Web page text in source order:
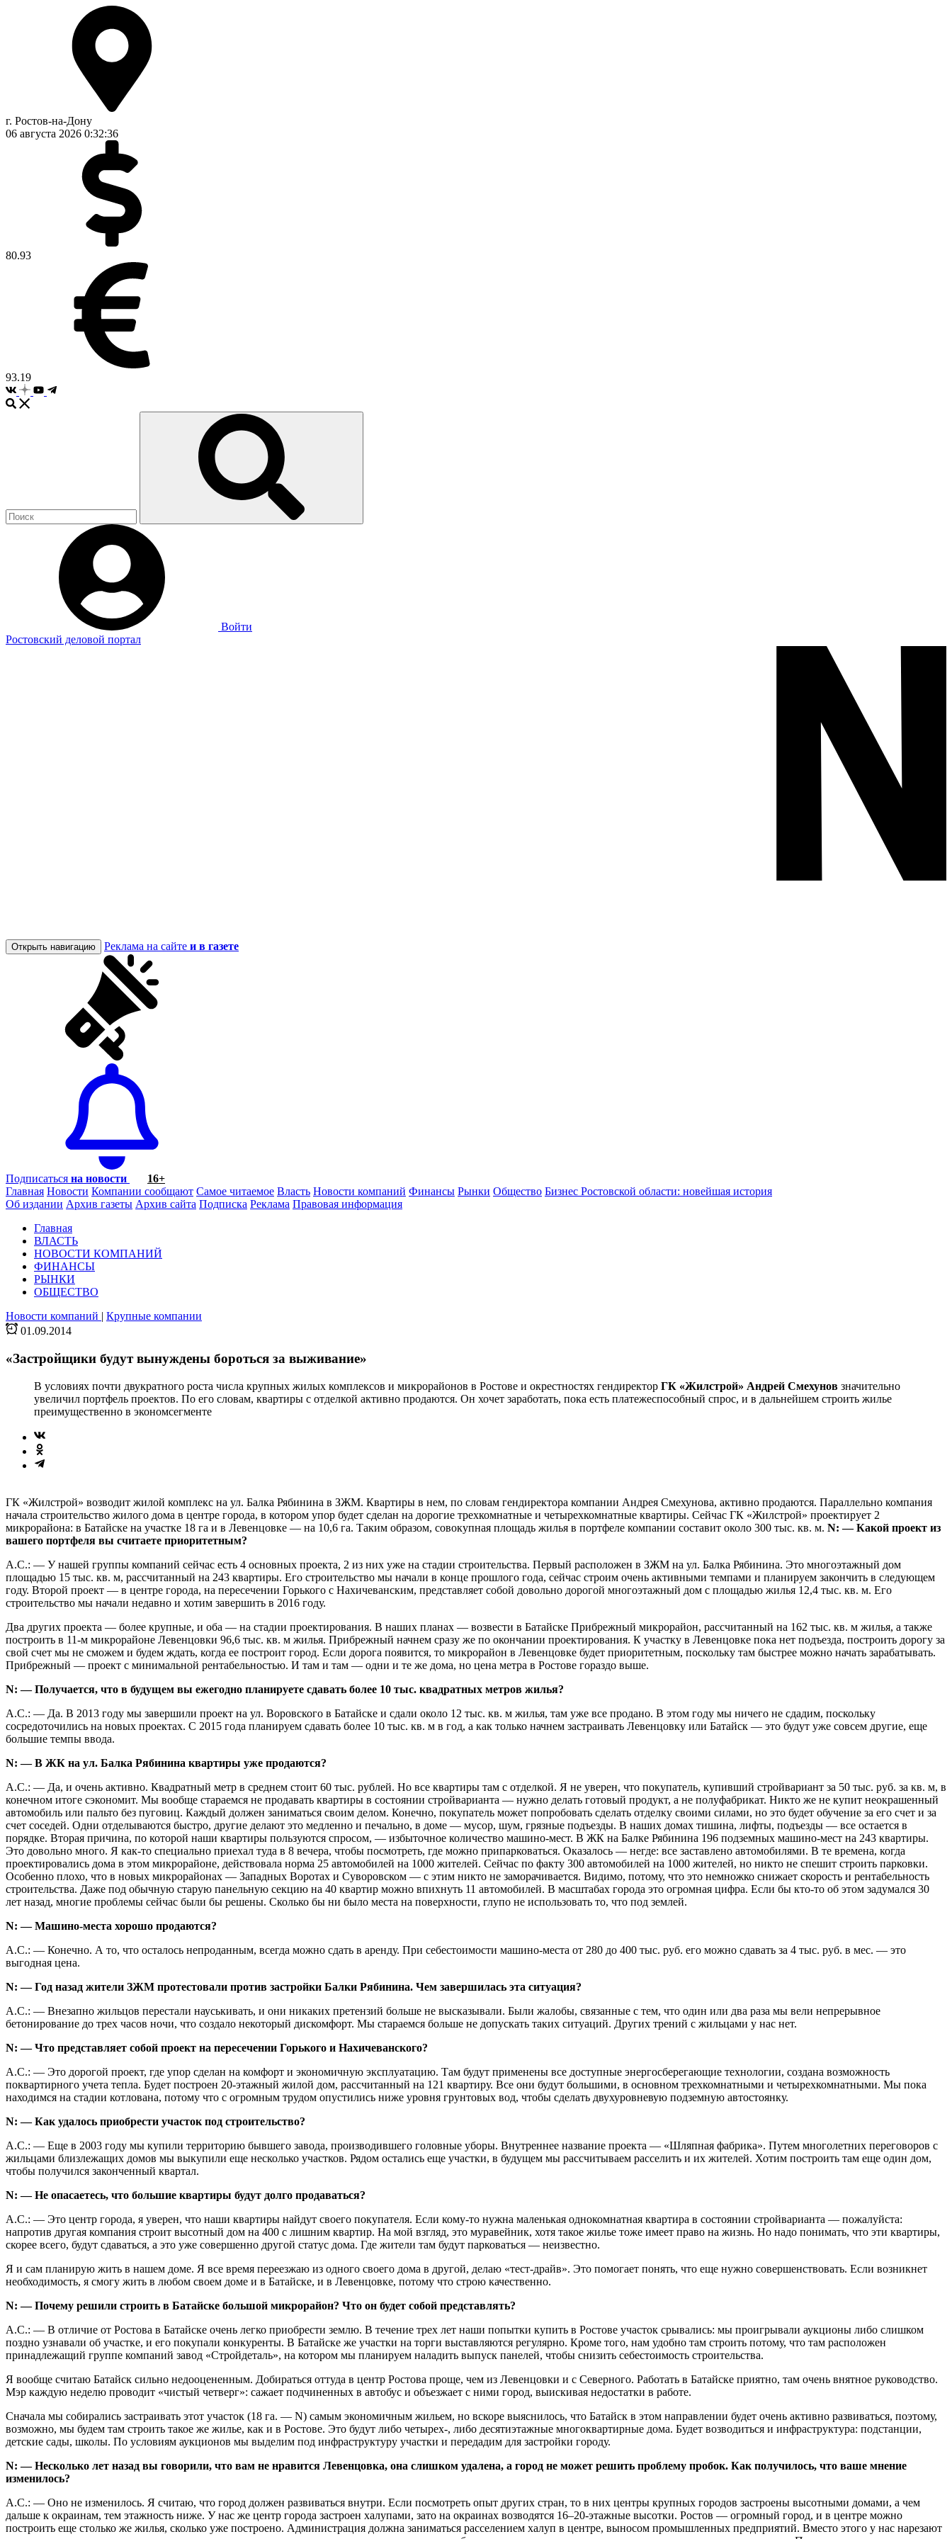
г. Ростов-на-Дону
06 августа 2026 0:32:37
80.93
93.19
Войти
Ростовский деловой портал
Открыть навигацию Реклама на сайте и в газете
Подписаться на новости
16+
Главная Новости Компании сообщают Самое читаемое Власть Новости компаний Финансы Рынки Общество Бизнес Ростовской области: новейшая история
Об издании Архив газеты Архив сайта Подписка Реклама Правовая информация
Главная
ВЛАСТЬ
НОВОСТИ КОМПАНИЙ
ФИНАНСЫ
РЫНКИ
ОБЩЕСТВО
Новости компаний | Крупные компании
01.09.2014
«Застройщики будут вынуждены бороться за выживание»
В условиях почти двукратного роста числа крупных жилых комплексов и микрорайонов в Ростове и окрестностях гендиректор ГК «Жилстрой» Андрей Смехунов значительно
увеличил портфель проектов. По его словам, квартиры с отделкой активно продаются. Он хочет заработать, пока есть платежеспособный спрос, и в дальнейшем строить жилье
преимущественно в экономсегменте
ГК «Жилстрой» возводит жилой комплекс на ул. Балка Рябинина в ЗЖМ. Квартиры в нем, по словам гендиректора компании Андрея Смехунова, активно продаются. Параллельно компания
начала строительство жилого дома в центре города, в котором упор будет сделан на дорогие трехкомнатные и четырехкомнатные квартиры. Сейчас ГК «Жилстрой» проектирует 2
микрорайона: в Батайске на участке 18 га и в Левенцовке — на 10,6 га. Таким образом, совокупная площадь жилья в портфеле компании составит около 300 тыс. кв. м. N: — Какой проект из
вашего портфеля вы считаете приоритетным?
А.С.: — У нашей группы компаний сейчас есть 4 основных проекта, 2 из них уже на стадии строительства. Первый расположен в ЗЖМ на ул. Балка Рябинина. Это многоэтажный дом
площадью 15 тыс. кв. м, рассчитанный на 243 квартиры. Его строительство мы начали в конце прошлого года, сейчас строим очень активными темпами и планируем закончить в следующем
году. Второй проект — в центре города, на пересечении Горького с Нахичеванским, представляет собой довольно дорогой многоэтажный дом с площадью жилья 12,4 тыс. кв. м. Его
строительство мы начали недавно и хотим завершить в 2016 году.
Два других проекта — более крупные, и оба — на стадии проектирования. В наших планах — возвести в Батайске Прибрежный микрорайон, рассчитанный на 162 тыс. кв. м жилья, а также
построить в 11-м микрорайоне Левенцовки 96,6 тыс. кв. м жилья. Прибрежный начнем сразу же по окончании проектирования. К участку в Левенцовке пока нет подъезда, построить дорогу за
свой счет мы не сможем и будем ждать, когда ее построит город. Если дорога появится, то микрорайон в Левенцовке будет приоритетным, поскольку там быстрее можно начать зарабатывать.
Прибрежный — проект с минимальной рентабельностью. И там и там — одни и те же дома, но цена метра в Ростове гораздо вы­ше.
N: — Получается, что в будущем вы ежегодно планируете сдавать более 10 тыс. квадратных метров жилья?
А.С.: — Да. В 2013 году мы завершили проект на ул. Воровского в Батайске и сдали около 12 тыс. кв. м жилья, там уже все продано. В этом году мы ничего не сдадим, поскольку
сосредоточились на новых проектах. С 2015 года планируем сдавать более 10 тыс. кв. м в год, а как только начнем застраивать Левенцовку или Батайск — это будут уже совсем другие, еще
большие темпы ввода.
N: — В ЖК на ул. Балка Рябинина квартиры уже продаются?
А.С.: — Да, и очень активно. Квадратный метр в среднем стоит 60 тыс. рублей. Но все квартиры там с отделкой. Я не уверен, что покупатель, купивший стройвариант за 50 тыс. руб. за кв. м, в
конечном итоге сэкономит. Мы вообще стараемся не продавать квартиры в состоянии стройварианта — нужно делать готовый продукт, а не полуфабрикат. Никто же не купит неокрашенный
автомобиль или пальто без пуговиц. Каждый должен заниматься своим делом. Конечно, покупатель может попробовать сделать отделку своими силами, но это будет обучение за его счет и за
счет соседей. Одни отделываются быстро, другие делают это медленно и печально, в доме — мусор, шум, грязные подъезды. В наших домах тишина, лифты, подъезды — все остается в
порядке. Вторая причина, по которой наши квартиры пользуются спросом, — избыточное количество машино-мест. В ЖК на Балке Рябинина 196 подземных машино-мест на 243 квартиры.
Это довольно много. Я как-то специально приехал туда в 8 вечера, чтобы посмотреть, где можно припарковаться. Оказалось — негде: все заставлено автомобилями. В те времена, когда
проектировались дома в этом микрорайоне, действовала норма 25 автомобилей на 1000 жителей. Сейчас по факту 300 автомобилей на 1000 жителей, но никто не спешит строить парковки.
Особенно плохо, что в новых микрорайонах — Западных Воротах и Суворовском — с этим никто не заморачивается. Видимо, потому, что это немножко снижает скорость и рентабельность
строительства. Даже под обычную старую панельную секцию на 40 квартир можно впихнуть 11 автомобилей. В масштабах города это огромная цифра. Если бы кто-то об этом задумался 30
лет назад, многие проблемы сейчас были бы решены. Сколько бы ни было места на поверхности, глупо не использовать то, что под землей.
N: — Машино-места хорошо продаются?
А.С.: — Конечно. А то, что осталось непроданным, всегда можно сдать в аренду. При себестоимости машино-места от 280 до 400 тыс. руб. его можно сдавать за 4 тыс. руб. в мес. — это
выгодная цена.
N: — Год назад жители ЗЖМ протестовали против застройки Балки Рябинина. Чем завершилась эта ситуация?
А.С.: — Внезапно жильцов перестали науськивать, и они никаких претензий больше не высказывали. Были жалобы, связанные с тем, что один или два раза мы вели непрерывное
бетонирование до трех часов ночи, что создало некоторый дискомфорт. Мы стараемся больше не допускать таких ситуаций. Других трений с жильцами у нас нет.
N: — Что представляет собой проект на пересечении Горького и Нахичеванского?
А.С.: — Это дорогой проект, где упор сделан на комфорт и экономичную эксплуатацию. Там будут применены все доступные энергосберегающие технологии, создана возможность
поквартирного учета тепла. Будет построен 20-этажный жилой дом, рассчитанный на 121 квартиру. Все они будут большими, в основном трехкомнатными и четырехкомнатными. Мы пока
находимся на стадии котлована, потому что с огромным трудом опустились ниже уровня грунтовых вод, чтобы сделать двухуровневую подземную автостоянку.
N: — Как удалось приобрести участок под строительство?
А.С.: — Еще в 2003 году мы купили территорию бывшего завода, производившего головные уборы. Внутреннее название проекта — «Шляпная фабрика». Путем многолетних переговоров с
жильцами близлежащих домов мы выкупили еще несколько участков. Рядом остались еще участки, в будущем мы рассчитываем расселить и их жителей. Хотим построить там еще один дом,
чтобы получился законченный квартал.
N: — Не опасаетесь, что большие квартиры будут долго продаваться?
А.С.: — Это центр города, я уверен, что наши квартиры найдут своего покупателя. Если кому-то нужна маленькая однокомнатная квартира в состоянии стройварианта — пожалуйста:
напротив другая компания строит высотный дом на 400 с лишним квартир. На мой взгляд, это муравейник, хотя такое жилье тоже имеет право на жизнь. Но надо понимать, что эти квартиры,
скорее всего, будут сдаваться, а это уже совершенно другой статус дома. Где жители там будут парковаться — неизвестно.
Я и сам планирую жить в нашем доме. Я все время переезжаю из одного своего дома в другой, делаю «тест-драйв». Это помогает понять, что еще нужно совершенствовать. Если возникнет
необходимость, я смогу жить в любом своем доме и в Батайске, и в Левенцовке, потому что строю качественно.
N: — Почему решили строить в Батайске большой микрорайон? Что он будет собой представлять?
А.С.: — В отличие от Ростова в Батайске очень легко приобрести землю. В течение трех лет наши попытки купить в Ростове участок срывались: мы проигрывали аукционы либо слишком
поздно узнавали об участке, и его покупали конкуренты. В Батайске же участки на торги выставляются регулярно. Кроме того, нам удобно там строить потому, что там расположен
принадлежащий группе компаний завод «Стройдеталь», на котором мы планируем наладить выпуск панелей, чтобы снизить себестоимость строительства.
Я вообще считаю Батайск сильно недооцененным. Добираться оттуда в центр Ростова проще, чем из Левенцовки и с Северного. Работать в Батайске приятно, там очень внятное руководство.
Мэр каждую неделю проводит «чистый четверг»: сажает подчиненных в автобус и объезжает с ними город, выискивая недостатки в работе.
Сначала мы собирались застраивать этот участок (18 га. — N) самым экономичным жильем, но вскоре выяснилось, что Батайск в этом направлении будет очень активно развиваться, поэтому,
возможно, мы будем там строить такое же жилье, как и в Ростове. Это будут либо четырех-, либо десятиэтажные многоквартирные дома. Будет возводиться и инфраструктура: подстанции,
детские сады, школы. По условиям аукционов мы выделим под инфраструктуру участки и передадим для застройки городу.
N: — Несколько лет назад вы говорили, что вам не нравится Левенцовка, она слишком удалена, а город не может решить проблему пробок. Как получилось, что ваше мнение
изменилось?
А.С.: — Оно не изменилось. Я считаю, что город должен развиваться внутри. Если посмотреть опыт других стран, то в них центры крупных городов застроены высотными домами, а чем
дальше к окраинам, тем этажность ниже. У нас же центр города застроен халупами, зато на окраинах возводятся 16–20-этажные высотки. Ростов — огромный город, и в центре можно
построить еще столько же жилья, сколько уже построено. Администрация должна заниматься расселением халуп в цент­ре, выносом промышленных предприятий. Вместо этого у нас нарезают